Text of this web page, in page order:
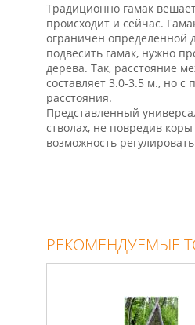
Традиционно гамак
происходит и сейчас.
ограничен определенной
подвесить гамак, нужно
дерева. Так, расстояние
составляет 3.0-3.5 м., но
расстояния.
Представленный
стволах, не повредив
возможность
РЕКОМЕНДУЕМЫЕ